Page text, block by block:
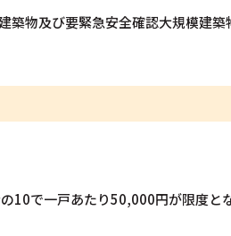
物及び要緊急安全確認大規模建築
10で一戸あたり50,000円が限度とな